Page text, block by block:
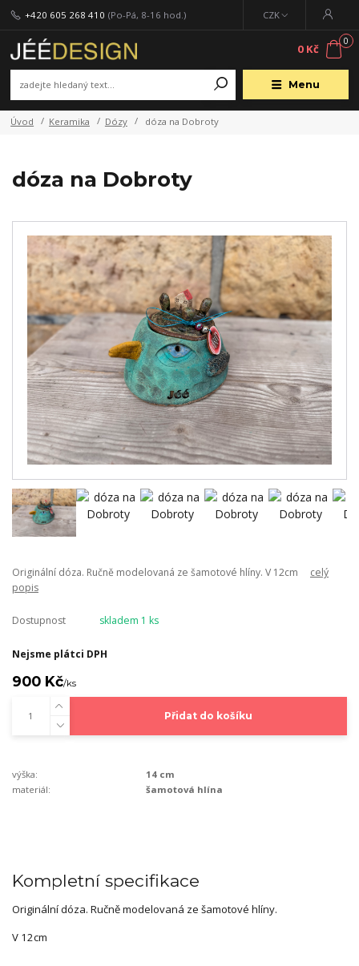
Menu
CZK
+420 605 268 410 (Po-Pá, 8-16 hod.)
0
0 Kč
Úvod Keramika Dózy dóza na Dobroty
dóza na Dobroty
Originální dóza. Ručně modelovaná ze šamotové hlíny. V 12cm celý
popis
Dostupnost skladem 1 ks
Nejsme plátci DPH
900 Kč/ks
Přidat do košíku
výška:
14 cm
materiál:
šamotová hlína
Kompletní specifikace
Originální dóza. Ručně modelovaná ze šamotové hlíny.
V 12cm